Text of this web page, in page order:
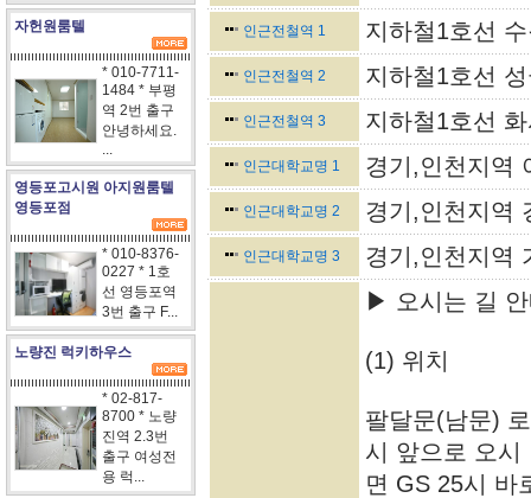
자헌원룸텔
* 010-7711-
1484 * 부평
역 2번 출구
안녕하세요.
...
영등포고시원 아지원룸텔
영등포점
* 010-8376-
0227 * 1호
선 영등포역
3번 출구 F...
노량진 럭키하우스
* 02-817-
8700 * 노량
진역 2.3번
출구 여성전
용 럭...
인근전철역 1 지하철1호선
인근전철역 2 지하철1호선
인근전철역 3 지하철1호선
인근대학교명 1 경기,인천지역
인근대학교명 2 경기,인천지역
인근대학교명 3
경기,인천지역
▶ 오시는 길
(1) 위치
팔달문(남문)
시 앞으로 오시
면 GS 25시 바